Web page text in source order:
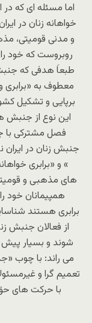
اما مسئله ای که
خواهانه زنان در
و مدنی قومیتی،
روبروست که خود
طبعاَ هدفی که
معطوف به «برابری
برپایی و تشکیل
این نوع از جنبش
فصل مشترکی با
جنبش زنان در ایران
» و «برابری
های مذهبی و
همپیمانان خود
برابری هستند
از فعالان جنبش
شوند و بسیار
می راند: با چوب
تعمیم گرا و
با حرکت های حق